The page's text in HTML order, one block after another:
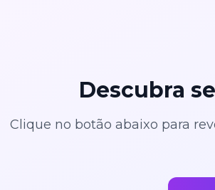
Descubra
Clique no botão abaixo para